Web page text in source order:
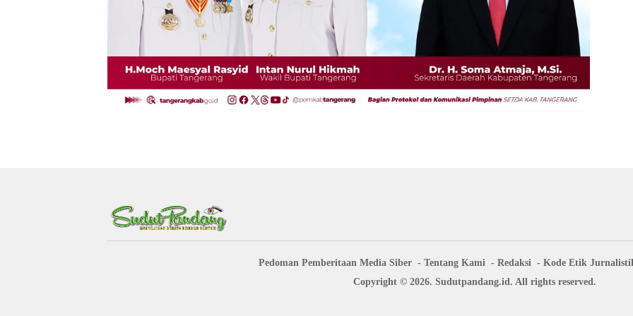
Pedoman Pemberitaan Media Siber Tentang Kami Redaksi Kode Etik
Copyright © 2026. Sudutpandang.id. All rights reserved.